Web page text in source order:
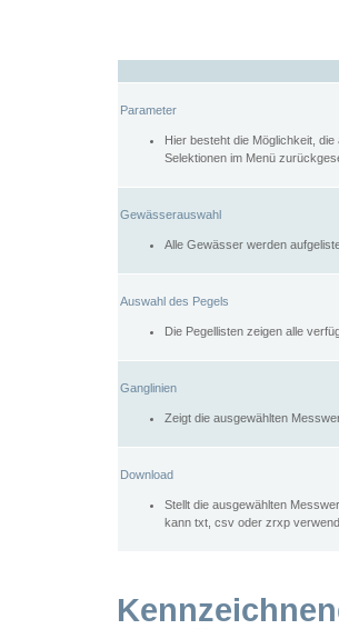
Parameter
Hier besteht die Möglichkeit,
Selektionen im Menü
Gewässerauswahl
Alle Gewässer werden
Auswahl des Pegels
Die Pegellisten zeigen alle
Ganglinien
Zeigt die ausgewählten
Download
Stellt die ausgewählten
kann txt, csv oder zrxp